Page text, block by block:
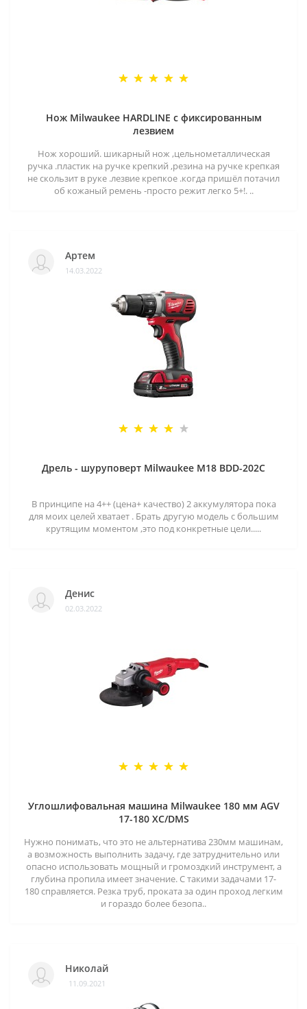
Нож Milwaukee HARDLINE с фиксированным
лезвием
Нож хороший. шикарный нож ,цельнометаллическая
ручка .пластик на ручке крепкий ,резина на ручке крепкая
не скользит в руке .лезвие крепкое .когда пришёл потачил
об кожаный ремень -просто режит легко 5+!. ..
Артем
14.03.2022
Дрель - шуруповерт Milwaukee M18 BDD-202C
В принципе на 4++ (цена+ качество) 2 аккумулятора пока
для моих целей хватает . Брать другую модель с большим
крутящим моментом ,это под конкретные цели.....
Денис
02.03.2022
Углошлифовальная машина Milwaukee 180 мм AGV
17-180 XC/DMS
Нужно понимать, что это не альтернатива 230мм машинам,
а возможность выполнить задачу, где затруднительно или
опасно использовать мощный и громоздкий инструмент, а
глубина пропила имеет значение. С такими задачами 17-
180 справляется. Резка труб, проката за один проход легким
и гораздо более безопа..
Николай
11.09.2021